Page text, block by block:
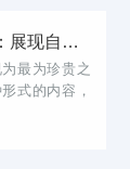
抖音创作服务平台：展现自我才华的神奇舞台，创意无限的珍贵资产
最为珍贵之
式的内容，
创独具特色